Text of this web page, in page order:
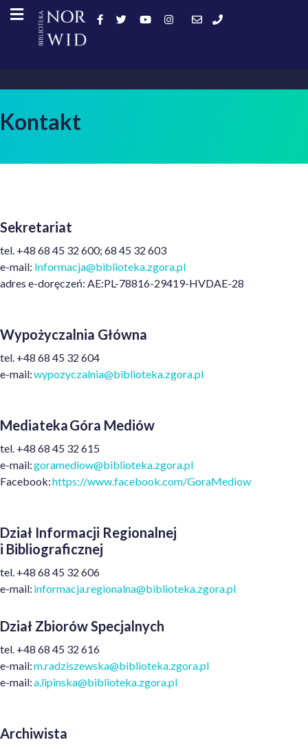
Kontakt
Sekretariat
tel. +48 68 45 32 600; 68 45 32 603
e-mail: Informacja@biblioteka.zgora.pl
adres e-doręczeń: AE:PL-78816-29419-HVDAE-28
Wypożyczalnia Główna
tel. +48 68 45 32 604
e-mail:wypozyczalnia@biblioteka.zgora.pl
Mediateka Góra Mediów
tel. +48 68 45 32 615
e-mail:goramediow@biblioteka.zgora.pl
Facebook:https://www.facebook.com/GoraMediow
Dział Informacji Regionalnej
i Bibliograficznej
tel. +48 68 45 32 606
e-mail: informacja.regionalna@biblioteka.zgora.pl
Dział Zbiorów Specjalnych
tel. +48 68 45 32 616
e-mail:m.radziszewska@biblioteka.zgora.pl
e-mail:a.lipinska@biblioteka.zgora.pl
Archiwista